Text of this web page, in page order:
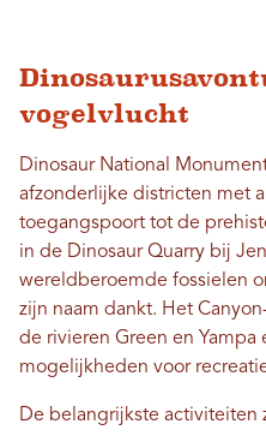
vogelvlucht
Dinosaur National
afzonderlijke districten met
toegangspoort tot de
in de Dinosaur Quarry bij
wereldberoemde fossielen
zijn naam dankt. Het
de rivieren Green en
mogelijkheden voor
De belangrijkste activiteiten